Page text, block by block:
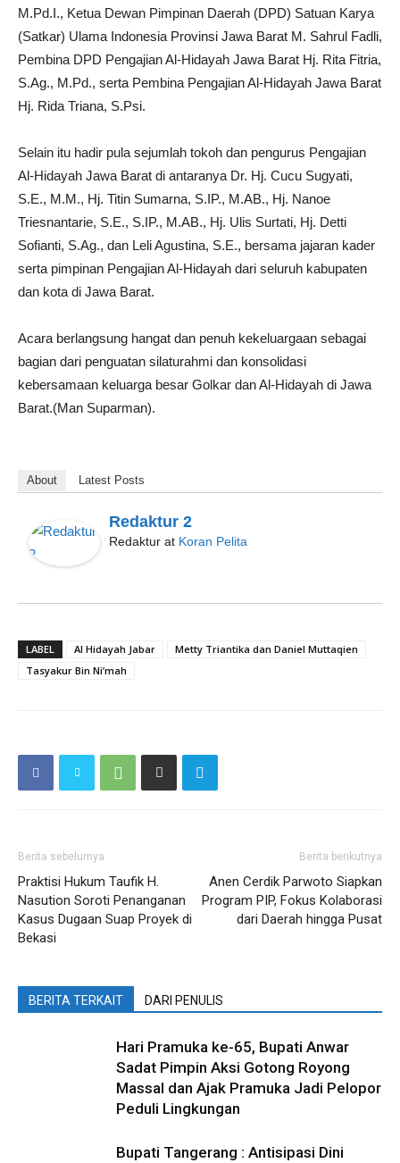
M.Pd.I., Ketua Dewan Pimpinan Daerah (DPD) Satuan Karya
(Satkar) Ulama Indonesia Provinsi Jawa Barat M. Sahrul Fadli,
Pembina DPD Pengajian Al-Hidayah Jawa Barat Hj. Rita Fitria,
S.Ag., M.Pd., serta Pembina Pengajian Al-Hidayah Jawa Barat
Hj. Rida Triana, S.Psi.
Selain itu hadir pula sejumlah tokoh dan pengurus Pengajian
Al-Hidayah Jawa Barat di antaranya Dr. Hj. Cucu Sugyati,
S.E., M.M., Hj. Titin Sumarna, S.IP., M.AB., Hj. Nanoe
Triesnantarie, S.E., S.IP., M.AB., Hj. Ulis Surtati, Hj. Detti
Sofianti, S.Ag., dan Leli Agustina, S.E., bersama jajaran kader
serta pimpinan Pengajian Al-Hidayah dari seluruh kabupaten
dan kota di Jawa Barat.
Acara berlangsung hangat dan penuh kekeluargaan sebagai
bagian dari penguatan silaturahmi dan konsolidasi
kebersamaan keluarga besar Golkar dan Al-Hidayah di Jawa
Barat.(Man Suparman).
About Latest Posts
Redaktur 2
Redaktur at Koran Pelita
LABEL Al Hidayah Jabar
Metty Triantika dan Daniel Muttaqien
Tasyakur Bin Ni’mah
Berita sebelumya
Praktisi Hukum Taufik H.
Nasution Soroti Penanganan
Kasus Dugaan Suap Proyek di
Bekasi
Berita berikutnya
Anen Cerdik Parwoto Siapkan
Program PIP, Fokus Kolaborasi
dari Daerah hingga Pusat
BERITA TERKAIT DARI PENULIS
Hari Pramuka ke-65, Bupati Anwar
Sadat Pimpin Aksi Gotong Royong
Massal dan Ajak Pramuka Jadi Pelopor
Peduli Lingkungan
Bupati Tangerang : Antisipasi Dini